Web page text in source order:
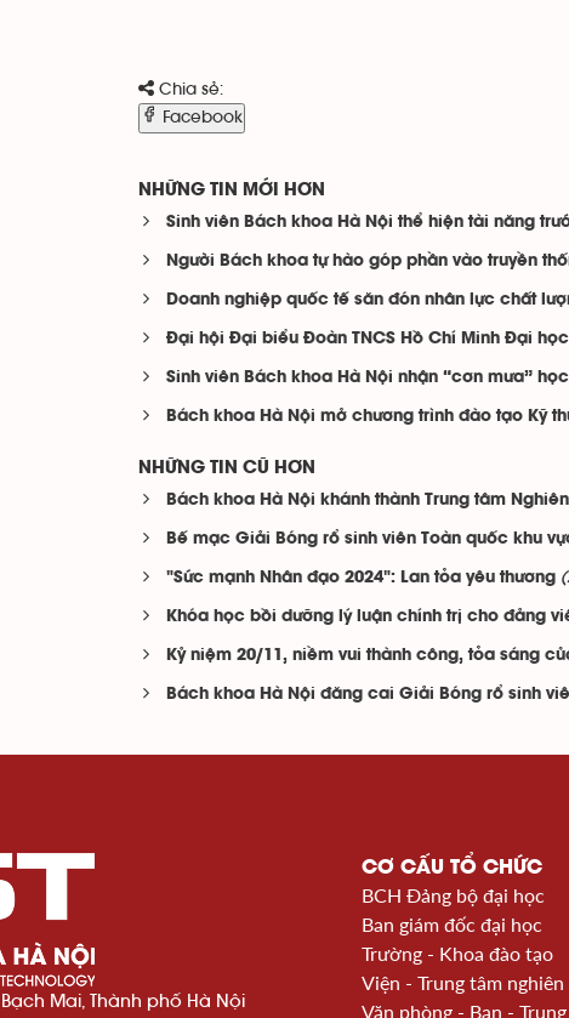
Chia sẻ:
Facebook
NHỮNG TIN MỚI HƠN
Sinh viên Bách khoa Hà Nội thể hiện tài năng
Người Bách khoa tự hào góp phần vào truyền
Doanh nghiệp quốc tế săn đón nhân lực chất
Đại hội Đại biểu Đoàn TNCS Hồ Chí Minh Đại
Sinh viên Bách khoa Hà Nội nhận “cơn mưa”
Bách khoa Hà Nội mở chương trình đào tạo Kỹ
NHỮNG TIN CŨ HƠN
Bách khoa Hà Nội khánh thành Trung tâm
Bế mạc Giải Bóng rổ sinh viên Toàn quốc khu
"Sức mạnh Nhân đạo 2024": Lan tỏa yêu thương
Khóa học bồi dưỡng lý luận chính trị cho đảng
Kỷ niệm 20/11, niềm vui thành công, tỏa sáng
Bách khoa Hà Nội đăng cai Giải Bóng rổ sinh
Mai, Thành phố Hà Nội
CƠ CẤU TỔ CHỨC
BCH Đảng bộ đại học
Ban giám đốc đại học
Trường - Khoa đào tạo
Viện - Trung tâm
Văn phòng - Ban -